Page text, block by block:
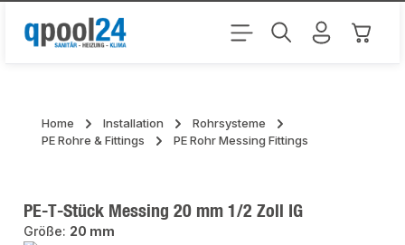
Zum Hauptinhalt springen
Home Installation
Rohrsysteme
PE Rohre & Fittings
PE Rohr Messing Fittings
PE-T-Stück Messing 20 mm 1/2 Zoll IG
Größe: 20 mm